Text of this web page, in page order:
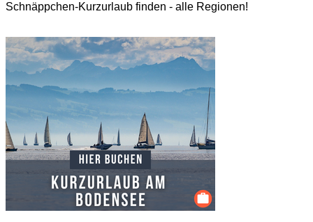
Schnäppchen-Kurzurlaub finden - alle Regionen!